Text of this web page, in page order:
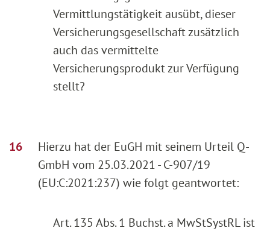
Vermittlungstätigkeit ausübt, dieser
Versicherungsgesellschaft zusätzlich
auch das vermittelte
Versicherungsprodukt zur Verfügung
stellt?
Hierzu hat der EuGH mit seinem Urteil Q-
GmbH vom 25.03.2021 - C-907/19
(EU:C:2021:237) wie folgt geantwortet:
Art. 135 Abs. 1 Buchst. a MwStSystRL ist